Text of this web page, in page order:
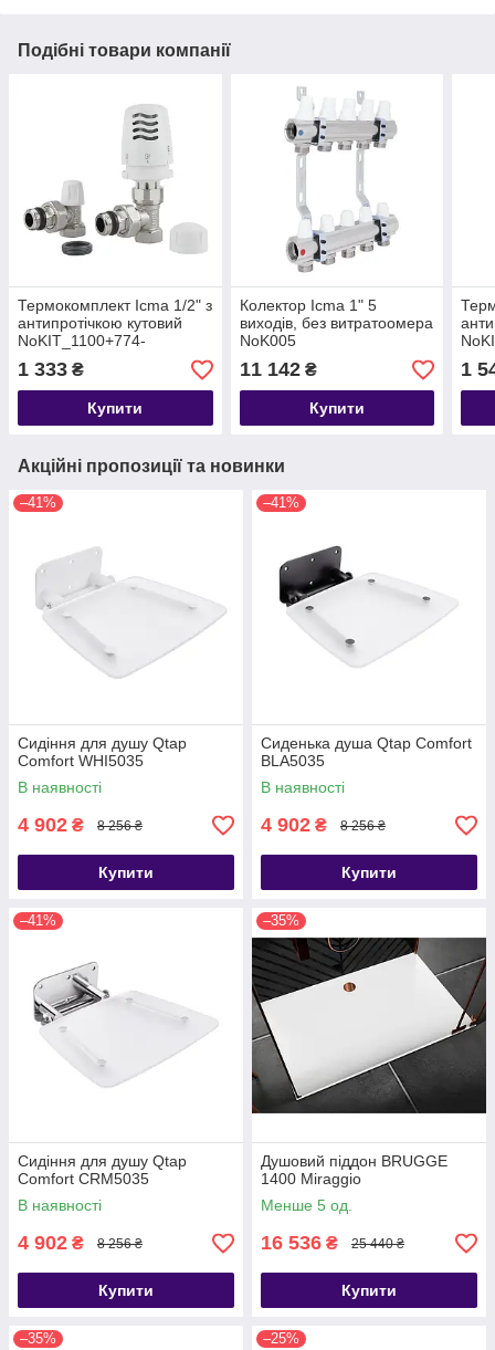
Подібні товари компанії
Термокомплект Icma 1/2" з
антипротічкою кутовий
NoKIT_1100+774-
940+805-940
1 333 ₴
Купити
Колектор Icma 1" 5
виходів, без витратоомера
NoK005
11 142₴
Купити
1
Акційні пропозиції та новинки
–41%
Сидіння для душу Qtap
Comfort WHI5035
В наявності
4 902 ₴ 8 256 ₴
Купити
–41%
Сиденька душа Qtap Comfort
BLA5035
В наявності
4 902 ₴ 8 256 ₴
Купити
–41%
Сидіння для душу Qtap
Comfort CRM5035
В наявності
4 902 ₴ 8 256 ₴
Купити
–35%
Душовий піддон BRUGGE
1400 Miraggio
Менше 5 од.
16 536 ₴ 25 440 ₴
Купити
–35% –25%